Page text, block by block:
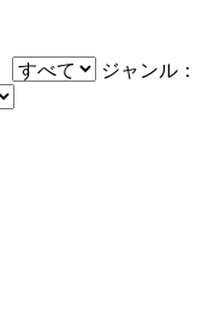
ジャンル：